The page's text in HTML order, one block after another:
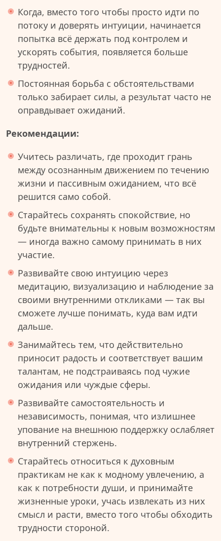
Когда, вместо того чтобы просто идти по
потоку и доверять интуиции, начинается
попытка всё держать под контролем и
ускорять события, появляется больше
трудностей.
Постоянная борьба с обстоятельствами
только забирает силы, а результат часто не
оправдывает ожиданий.
Рекомендации:
Учитесь различать, где проходит грань
между осознанным движением по течению
жизни и пассивным ожиданием, что всё
решится само собой.
Старайтесь сохранять спокойствие, но
будьте внимательны к новым возможностям
— иногда важно самому принимать в них
участие.
Развивайте свою интуицию через
медитацию, визуализацию и наблюдение за
своими внутренними откликами — так вы
сможете лучше понимать, куда вам идти
дальше.
Занимайтесь тем, что действительно
приносит радость и соответствует вашим
талантам, не подстраиваясь под чужие
ожидания или чуждые сферы.
Развивайте самостоятельность и
независимость, понимая, что излишнее
упование на внешнюю поддержку ослабляет
внутренний стержень.
Старайтесь относиться к духовным
практикам не как к модному увлечению, а
как к потребности души, и принимайте
жизненные уроки, учась извлекать из них
смысл и расти, вместо того чтобы обходить
трудности стороной.